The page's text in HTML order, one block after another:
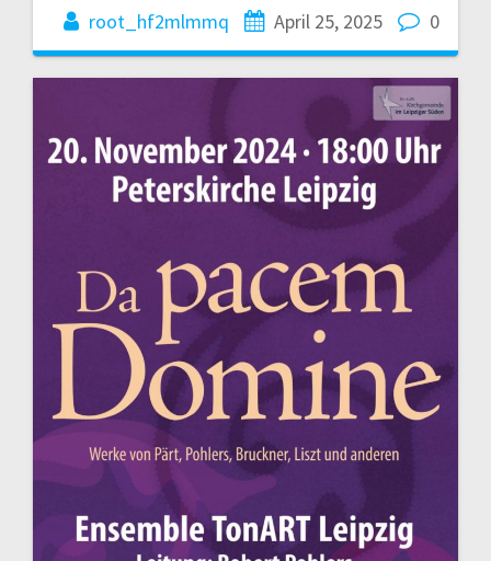
root_hf2mlmmq April 25, 2025 0